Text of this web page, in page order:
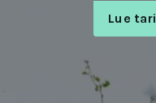
Lue